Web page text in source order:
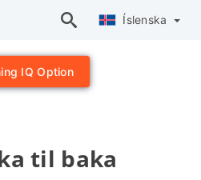
Íslenska
IQ Option
til baka